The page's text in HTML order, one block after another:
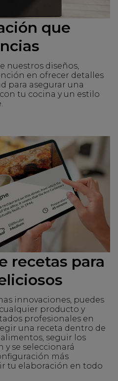
que
nuestros diseños,
en ofrecer detalles
para asegurar una
tu cocina y un estilo
recetas para
innovaciones, puedes
producto y
profesionales en
una receta dentro de
seguir los
y se seleccionará
más
tu elaboración en todo